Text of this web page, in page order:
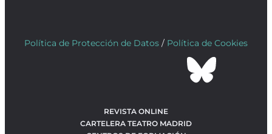
Política de Protección de Datos / Política de Cookies
REVISTA ONLINE
CARTELERA TEATRO MADRID